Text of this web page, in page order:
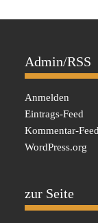
Admin/RSS
Anmelden
Eintrags-Feed
Kommentar-Feed
WordPress.org
zur Seite